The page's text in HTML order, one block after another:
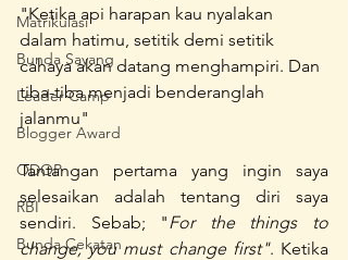
Matrikulasi
Bunda Sayang
Leader Camp
Blogger Award
ODOP
RBI
Bunda Cekatan
"Ketika api harapan kau nyalakan
dalam hatimu, setitik demi setitik
cahaya akan datang menghampiri. Dan
tiba-tiba menjadi benderanglah
jalanmu"
Tantangan pertama yang ingin saya
selesaikan adalah tentang diri saya
sendiri. Sebab; "For the things to
change, you must change first". Ketika